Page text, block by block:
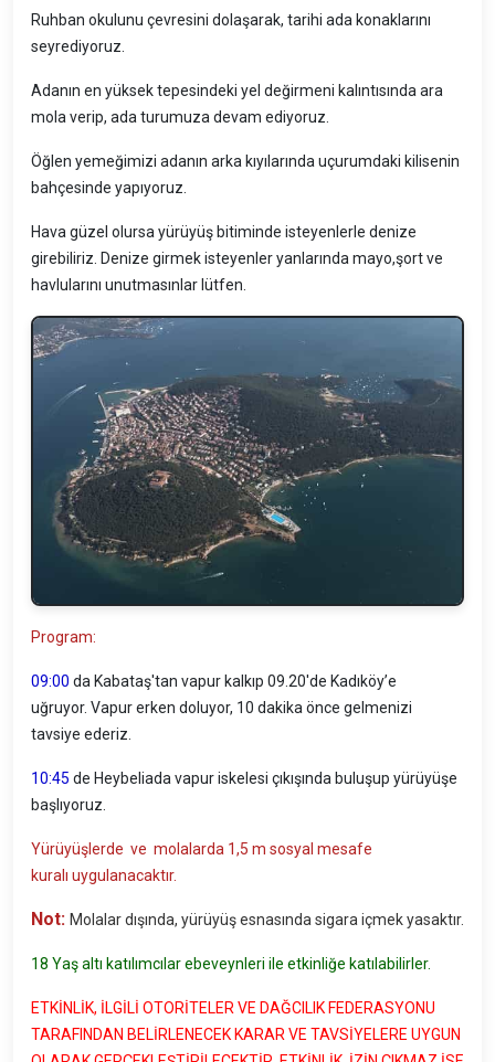
Ruhban okulunu çevresini dolaşarak, tarihi ada konaklarını
seyrediyoruz.
Adanın en yüksek tepesindeki yel değirmeni kalıntısında ara
mola verip, ada turumuza devam ediyoruz.
Öğlen yemeğimizi adanın arka kıyılarında uçurumdaki kilisenin
bahçesinde yapıyoruz.
Hava güzel olursa yürüyüş bitiminde isteyenlerle denize
girebiliriz. Denize girmek isteyenler yanlarında mayo,şort ve
havlularını unutmasınlar lütfen.
Program:
09:00 da Kabataş'tan vapur kalkıp 09.20'de Kadıköy’e
uğruyor. Vapur erken doluyor, 10 dakika önce gelmenizi
tavsiye ederiz.
10:45 de Heybeliada vapur iskelesi çıkışında buluşup yürüyüşe
başlıyoruz.
Yürüyüşlerde ve molalarda 1,5 m sosyal mesafe
kuralı uygulanacaktır.
Not: Molalar dışında, yürüyüş esnasında sigara içmek yasaktır.
18 Yaş altı katılımcılar ebeveynleri ile etkinliğe katılabilirler.
ETKİNLİK, İLGİLİ OTORİTELER VE DAĞCILIK FEDERASYONU
TARAFINDAN BELİRLENECEK KARAR VE TAVSİYELERE UYGUN